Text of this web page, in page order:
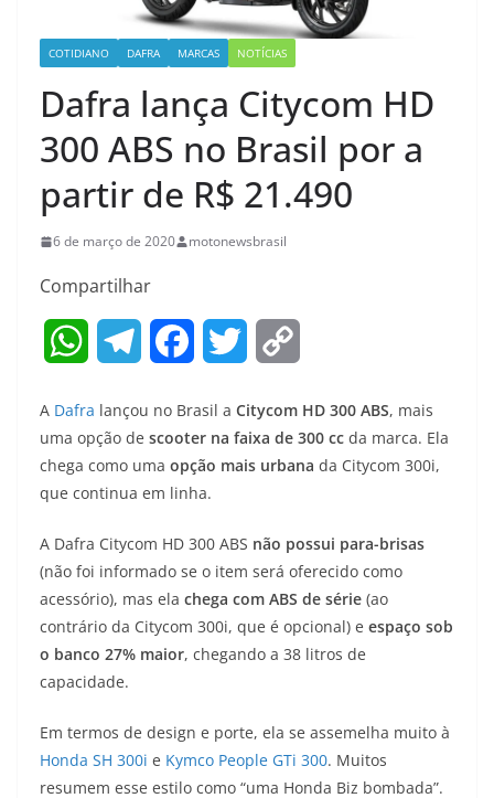
COTIDIANO DAFRA MARCAS NOTÍCIAS
Dafra lança Citycom HD
300 ABS no Brasil por a
partir de R$ 21.490
6 de março de 2020 motonewsbrasil
Compartilhar
W
a
t
A
p
p
l
e
a
m
c
e
o
k
i
t
r
p
y
i
n
k
A Dafra lançou no Brasil a Citycom HD 300 ABS, mais
uma opção de scooter na faixa de 300 cc da marca. Ela
chega como uma opção mais urbana da Citycom 300i,
que continua em linha.
A Dafra Citycom HD 300 ABS não possui para-brisas
(não foi informado se o item será oferecido como
acessório), mas ela chega com ABS de série (ao
contrário da Citycom 300i, que é opcional) e espaço sob
o banco 27% maior, chegando a 38 litros de
capacidade.
Em termos de design e porte, ela se assemelha muito à
Honda SH 300i e Kymco People GTi 300. Muitos
resumem esse estilo como “uma Honda Biz bombada”.